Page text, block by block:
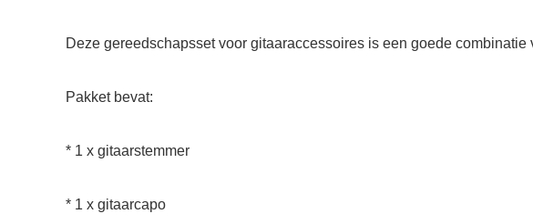
Deze gereedschapsset voor gitaaraccessoires is een goede combinatie
Pakket bevat:
* 1 x gitaarstemmer
* 1 x gitaarcapo